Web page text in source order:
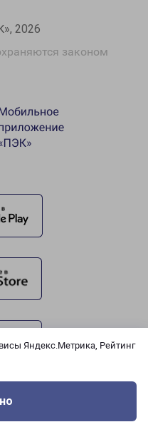
Яндекс.Метрика, Рейтинг
2026
законом